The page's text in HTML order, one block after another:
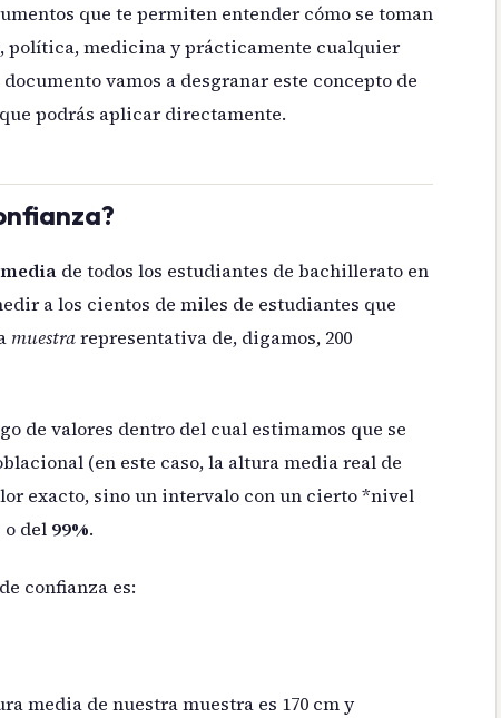
que te permiten entender cómo se toman
política, medicina y prácticamente cualquier
vamos a desgranar este concepto de
podrás aplicar directamente.
de todos los estudiantes de bachillerato en
a los cientos de miles de estudiantes que
muestrarepresentativa de, digamos, 200
de valores dentro del cual estimamos que se
(en este caso, la altura media real de
exacto, sino un intervalo con un cierto *nivel
o del 99%.
confianza es:
media de nuestra muestra es 170 cm y